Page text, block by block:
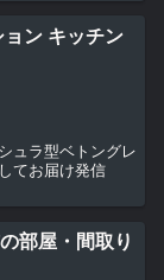
ン キッチン
ュラ型ベトングレ
てお届け発信
部屋・間取り